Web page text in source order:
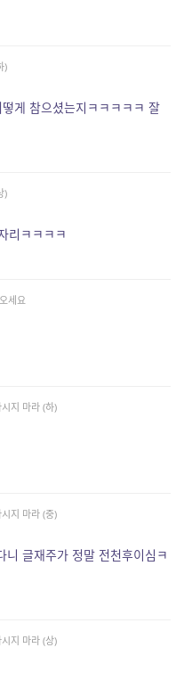
)
게 참으셨는지ㅋㅋㅋㅋㅋ 잘
)
리ㅋㅋㅋㅋ
세요
지 마라 (하)
지 마라 (중)
글재주가 정말 전천후이심ㅋ
지 마라 (상)